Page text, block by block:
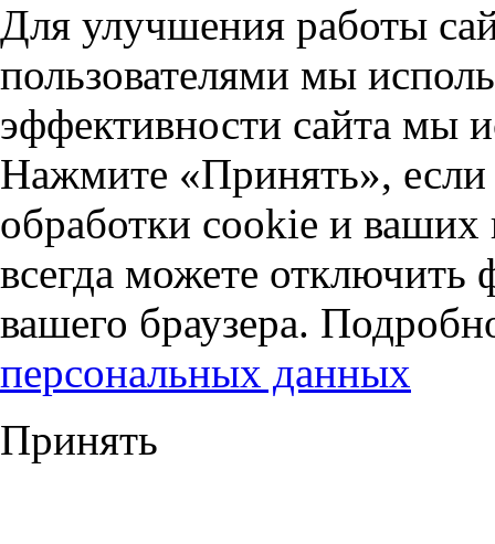
Для улучшения работы
пользователями мы
эффективности сайта мы
Нажмите «Принять», если
обработки cookie и
всегда можете отключить
вашего браузера.
персональных данных
Принять